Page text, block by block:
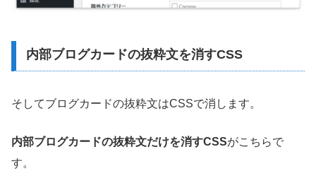
内部ブログカードの抜粋文を消すCSS
そしてブログカードの抜粋文はCSSで消します。
内部ブログカードの抜粋文だけを消すCSSがこちらで
す。